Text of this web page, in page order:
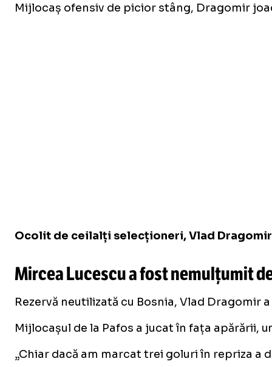
Mijlocaș ofensiv de picior stâng, Dragomir
Ocolit de ceilalți selecționeri, Vlad Dragomir
Mircea Lucescu a fost nemulțumit
Rezervă neutilizată cu Bosnia, Vlad Dragomir
Mijlocașul de la Pafos a jucat în fața apărării,
„Chiar dacă am marcat trei goluri în repriza a